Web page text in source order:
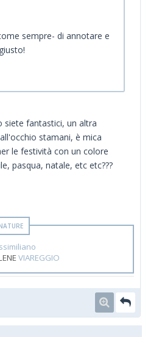
sempre- di annotare e
siete fantastici, un altra
stamani, è mica
le festività con un colore
pasqua, natale, etc etc???
VIAREGGIO